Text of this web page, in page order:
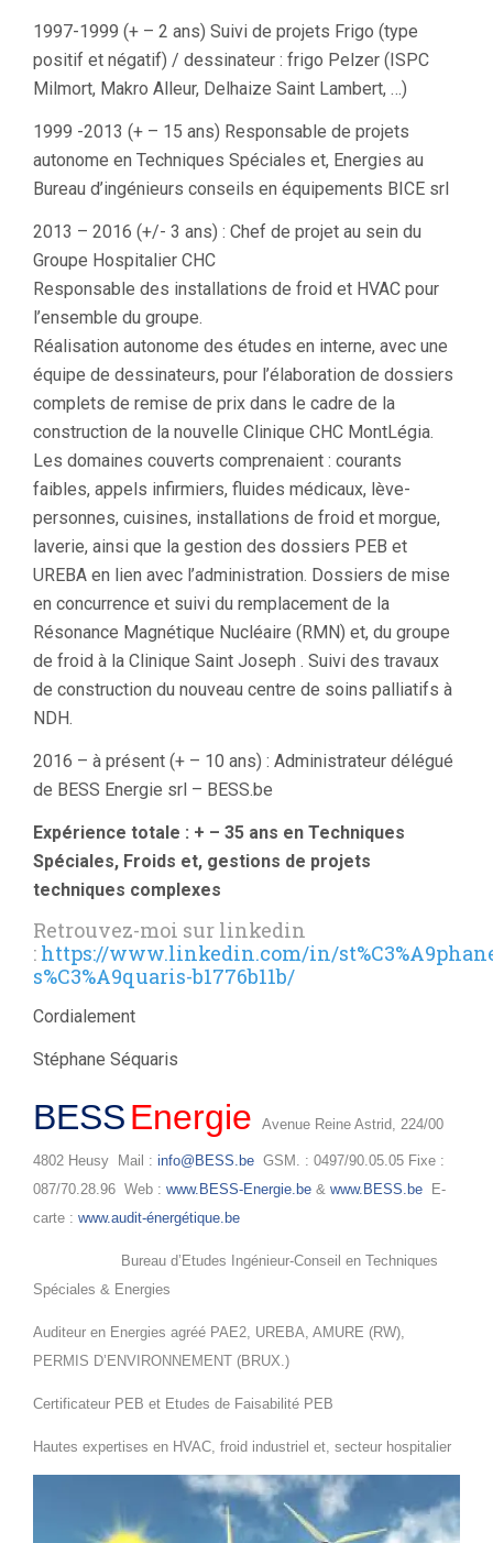
1997-1999 (+ – 2 ans) Suivi de projets Frigo (type
positif et négatif) / dessinateur : frigo Pelzer (ISPC
Milmort, Makro Alleur, Delhaize Saint Lambert, …)
1999 -2013 (+ – 15 ans) Responsable de projets
autonome en Techniques Spéciales et, Energies au
Bureau d’ingénieurs conseils en équipements BICE srl
2013 – 2016 (+/- 3 ans) : Chef de projet au sein du
Groupe Hospitalier CHC
Responsable des installations de froid et HVAC pour
l’ensemble du groupe.
Réalisation autonome des études en interne, avec une
équipe de dessinateurs, pour l’élaboration de dossiers
complets de remise de prix dans le cadre de la
construction de la nouvelle Clinique CHC MontLégia.
Les domaines couverts comprenaient : courants
faibles, appels infirmiers, fluides médicaux, lève-
personnes, cuisines, installations de froid et morgue,
laverie, ainsi que la gestion des dossiers PEB et
UREBA en lien avec l’administration. Dossiers de mise
en concurrence et suivi du remplacement de la
Résonance Magnétique Nucléaire (RMN) et, du groupe
de froid à la Clinique Saint Joseph . Suivi des travaux
de construction du nouveau centre de soins palliatifs à
NDH.
2016 – à présent (+ – 10 ans) : Administrateur délégué
de BESS Energie srl – BESS.be
Expérience totale : + – 35 ans en Techniques
Spéciales, Froids et, gestions de projets
techniques complexes
Retrouvez-moi sur linkedin
: https://www.linkedin.com/in/
s%C3%A9quaris-b1776b11b/
Cordialement
Stéphane Séquaris
BESSEnergie Avenue Reine Astrid, 224/00
4802 Heusy Mail : info@BESS.be GSM. : 0497/90.05.05 Fixe :
087/70.28.96 Web : www.BESS-Energie.be & www.BESS.be E-
carte : www.audit-énergétique.be
Bureau d’Etudes Ingénieur-Conseil en Techniques
Spéciales & Energies
Auditeur en Energies agréé PAE2, UREBA, AMURE (RW),
PERMIS D’ENVIRONNEMENT (BRUX.)
Certificateur PEB et Etudes de Faisabilité PEB
Hautes expertises en HVAC, froid industriel et, secteur hospitalier